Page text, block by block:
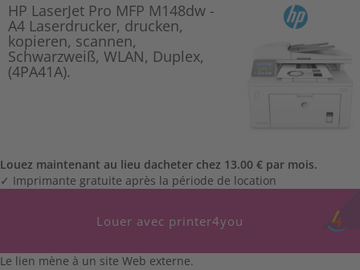
HP LaserJet Pro MFP M148dw -
A4 Laserdrucker, drucken,
kopieren, scannen,
Schwarzweiß, WLAN, Duplex,
(4PA41A).
Louez maintenant au lieu dacheter chez 13.00 € par mois.
✓ Imprimante gratuite après la période de location
Louer avec printer4you
Le lien mène à un site Web externe.